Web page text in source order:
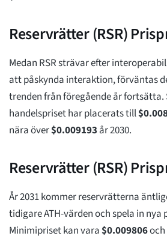
Reservrätter (RSR)
Medan RSR strävar efter
att påskynda interaktion, förväntas
trenden från föregående år fortsätta.
handelspriset har placerats till$
nära över$0.009193 år 2030.
Reservrätter (RSR)
År 2031 kommer reservrätterna
tidigare ATH-värden och spela in nya
Minimipriset kan vara$0.009806